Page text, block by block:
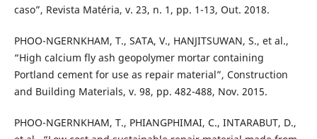
caso”, Revista Matéria, v. 23, n. 1, pp. 1-13, Out. 2018.
PHOO-NGERNKHAM, T., SATA, V., HANJITSUWAN, S., et al.,
“High calcium fly ash geopolymer mortar containing
Portland cement for use as repair material”, Construction
and Building Materials, v. 98, pp. 482-488, Nov. 2015.
PHOO-NGERNKHAM, T., PHIANGPHIMAI, C., INTARABUT, D.,